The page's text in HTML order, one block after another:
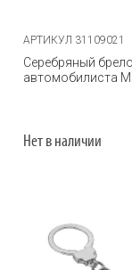
АРТИКУЛ 31109021
Серебряный
автомобилиста
Нет в наличии